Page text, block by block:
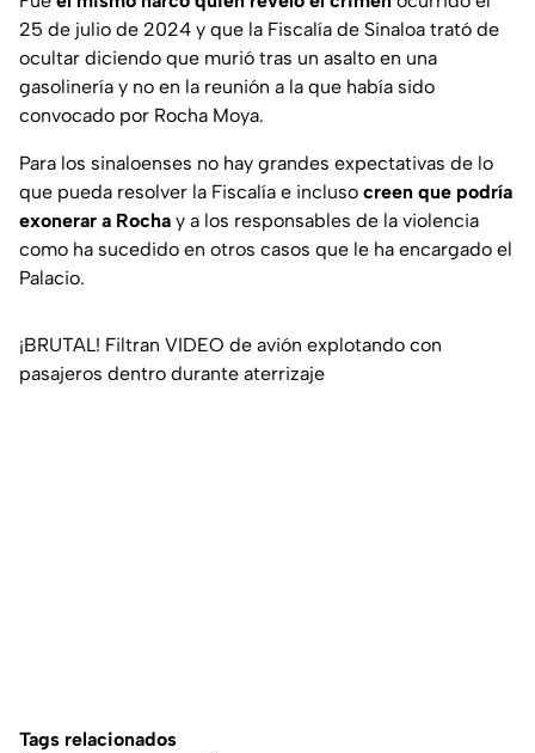
25 de julio de 2024 y que la Fiscalía de Sinaloa trató de
ocultar diciendo que murió tras un asalto en una
gasolinería y no en la reunión a la que había sido
convocado por Rocha Moya.
Para los sinaloenses no hay grandes expectativas de lo
que pueda resolver la Fiscalía e incluso creen que podría
exonerar a Rocha y a los responsables de la violencia
como ha sucedido en otros casos que le ha encargado el
Palacio.
¡BRUTAL! Filtran VIDEO de avión explotando con
pasajeros dentro durante aterrizaje
Tags relacionados